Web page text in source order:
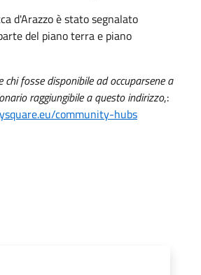
d'Arazzo è stato segnalato
del piano terra e piano
fosse disponibile ad occuparsene a
raggiungibile a questo indirizzo,:
community-hubs